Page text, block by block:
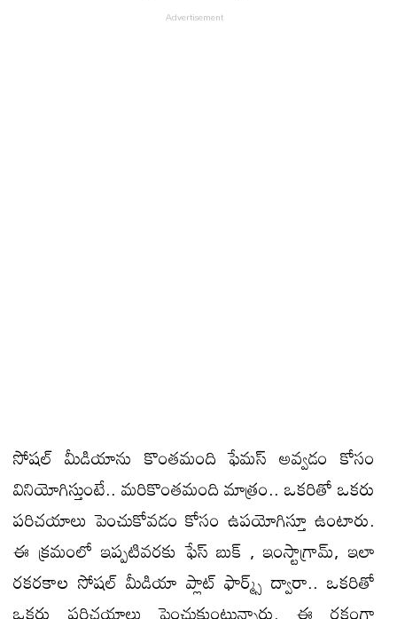
సోషల్ మీడియాను కొంతమంది ఫేమస్ అవ్వడం కోసం
వినియోగిస్తుంటే.. మరికొంతమంది మాత్రం.. ఒకరితో ఒకరు
పరిచయాలు పెంచుకోవడం కోసం ఉపయోగిస్తూ ఉంటారు.
ఈ క్రమంలో ఇప్పటివరకు ఫేస్ బుక్ , ఇంస్టాగ్రామ్, ఇలా
రకరకాల సోషల్ మీడియా ప్లాట్ ఫార్మ్స్ ద్వారా.. ఒకరితో